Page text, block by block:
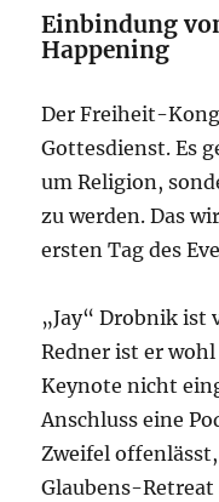
Einbindung
Happening
Der Freiheit-
Gottesdienst. Es
um Religion,
zu werden. Das
ersten Tag des
„Jay“ Drobnik ist
Redner ist er
Keynote nicht
Anschluss eine
Zweifel
Glaubens-